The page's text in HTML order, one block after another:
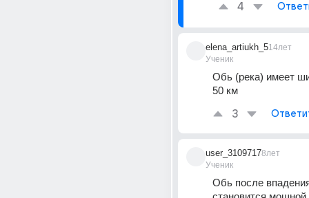
4
elena_artiukh_5
Ученик
14лет
Обь (река) имеет
50 км
3
user_3109717
Ученик
8лет
Обь после